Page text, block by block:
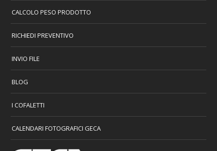
CALCOLO PESO PRODOTTO
RICHIEDI PREVENTIVO
INVIO FILE
BLOG
I COFALETTI
CALENDARI FOTOGRAFICI GECA